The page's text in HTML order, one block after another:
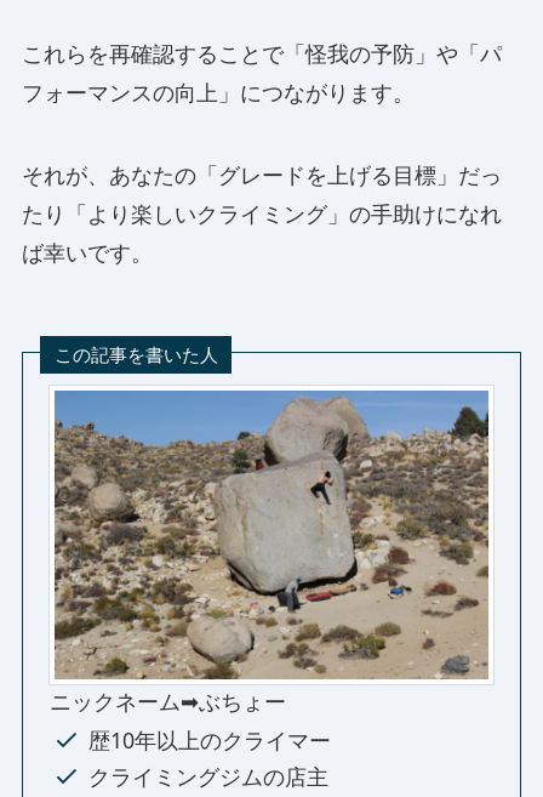
これらを再確認することで「怪我の予防」や「パ
フォーマンスの向上」につながります。
それが、あなたの「グレードを上げる目標」だっ
たり「より楽しいクライミング」の手助けになれ
ば幸いです。
この記事を書いた人
ニックネーム➡ぶちょー
歴10年以上のクライマー
クライミングジムの店主